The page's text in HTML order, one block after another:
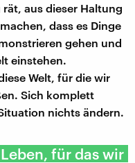
aus dieser Haltung
dass es Dinge
gehen und
einstehen.
Welt, für die wir
Sich komplett
nichts ändern.
für das wir